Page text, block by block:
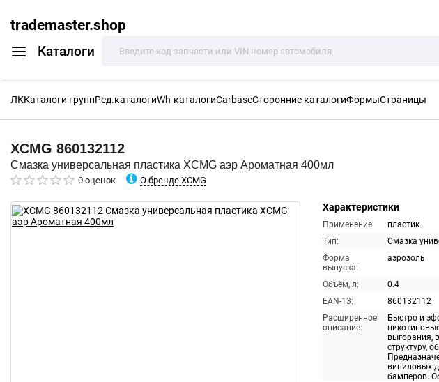
trademaster.shop
Каталоги
ЛККаталоги группРед.каталогиWh-каталогиCarbaseСторонние каталогиФормыСтраницы
XCMG 860132112
Смазка универсальная пластика XCMG аэр Ароматная 400мл
0 оценок О бренде XCMG
Характеристики
Применение:
пластик
Тип:
Смазка
Форма
выпуска:
аэрозоль
Объём, л:
0.4
EAN-13:
860132112
Расширенное
описание:
Быстро и
выгорания,
структуру,
виниловых
бамперов.